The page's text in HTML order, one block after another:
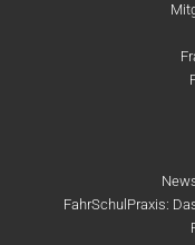
FahrSchulPraxis: